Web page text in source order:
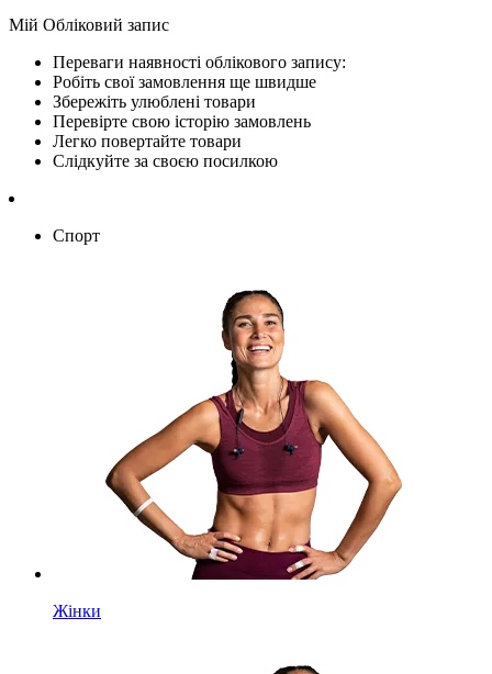
Мій Обліковий запис
Переваги наявності облікового запису:
Робіть свої замовлення ще швидше
Збережіть улюблені товари
Перевірте свою історію замовлень
Легко повертайте товари
Слідкуйте за своєю посилкою
Спорт
Жінки